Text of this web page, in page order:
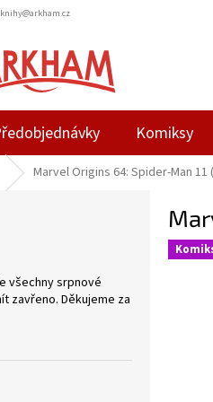
knihy@arkham.cz
Komiksy
Marvel Origins 64: Spider-Man 11
všechny srpnové
zavřeno. Děkujeme za